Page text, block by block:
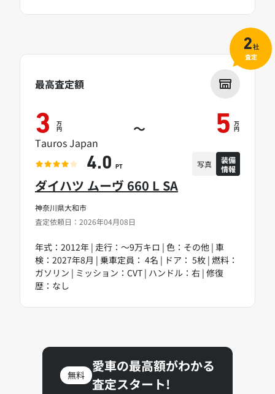
神奈川県大和市
査定依頼日：2026年04月08日
ダイハツ ムーヴ 660 L SA
年式：2012年 | 走行：～9万キロ | 色：その他 | 車
検：2027年8月 | 乗車定員： 4名 | ドア： 5枚 | 燃料：
ガソリン | ミッション：CVT | ハンドル：右 | 修復
歴：なし
最高査定額
3 万
円 ～ 5 万
円
Tauros Japan
4.0 PT 写真
装備
情報
2社
査定
無料
愛車の最高額がわかる
査定スタート!